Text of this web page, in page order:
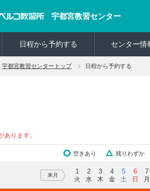
宇都宮教習センター
日程から予約する センター情
宇都宮教習センタートップ 日程から予約する
ります。
空きあり 残りわずか
来月
1
火
2
水
3
木
4
金
5
土
6
日
7
月